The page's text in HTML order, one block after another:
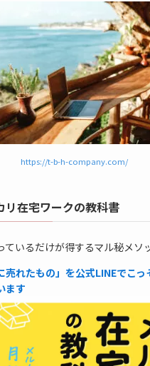
https://t-b-h-company.com/
リ在宅ワークの教科書
ているだけが得するマル秘メソ
売れたもの」を公式LINEでこっ
ます